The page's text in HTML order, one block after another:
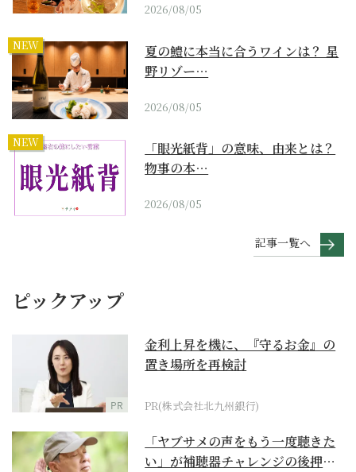
2026/08/05
NEW
夏の鱧に本当に合うワインは？ 星
野リゾー…
2026/08/05
NEW
「眼光紙背」の意味、由来とは？
物事の本…
2026/08/05
記事一覧へ
ピックアップ
PR
金利上昇を機に、『守るお金』の
置き場所を再検討
PR(株式会社北九州銀行)
「ヤブサメの声をもう一度聴きた
い」が補聴器チャレンジの後押し